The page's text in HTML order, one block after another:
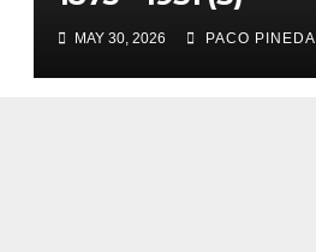
MAY 30, 2026 PACO PINEDA